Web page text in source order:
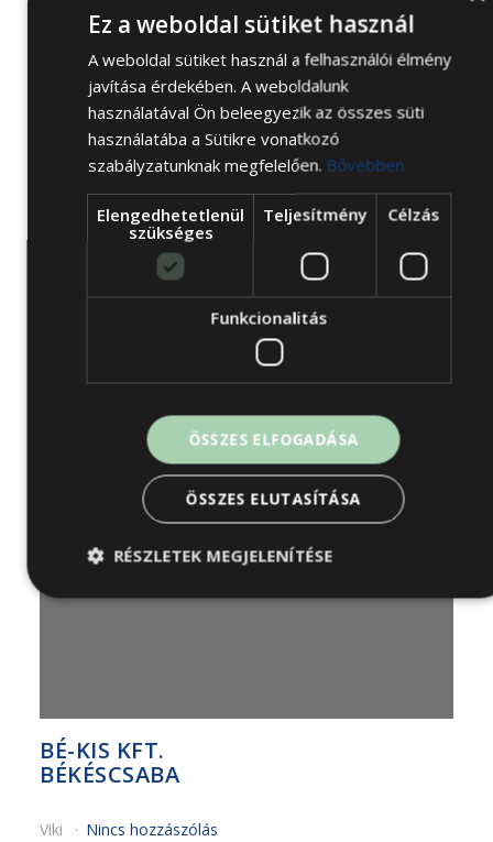
Típus:Kiemelt partner
Típus: Kiemelt partner. CímKossuth u. 39.4200,
Hajdúszoboszló, ElérhetőségekTelefonszám:
52/361-211E-mail cím:
Kossuth u. 39.
4200, Hajdúszoboszló,
Elérhetőségek
Telefonszám: 52/361-
E-mail cím:
2019-10-28
BÉ-KIS KFT.
BÉKÉSCSABA
Viki Nincs hozzászólás
Ez a weboldal sütiket használ
A weboldal sütiket használ a felhasználói élmény
javítása érdekében. A weboldalunk
használatával Ön beleegyezik az összes süti
használatába a Sütikre vonatkozó
szabályzatunknak megfelelően. Bővebben
Elengedhetetlenül
szükséges
Teljesítmény Célzás
Funkcionalitás
ÖSSZES ELFOGADÁSA
ÖSSZES ELUTASÍTÁSA
RÉSZLETEK MEGJELENÍTÉSE